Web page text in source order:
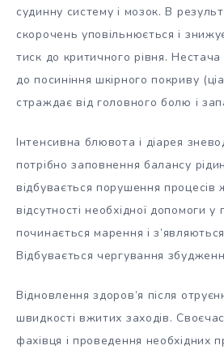
судинну систему і мозок. В
скорочень уповільнюється і
тиск до критичного рівня.
до посиніння шкірного покриву
страждає від головного болю і
Інтенсивна блювота і діарея
потрібно заповнення балансу
відбувається порушення процесів
відсутності необхідної допомоги у
починається марення і
Відбувається чергування
Відновлення здоров’я після
швидкості вжитих заходів.
фахівця і проведення необхідних